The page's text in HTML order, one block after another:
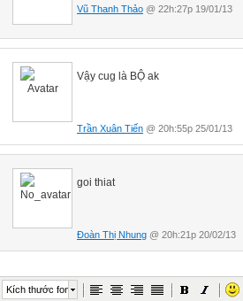
BỘ TRANH TiẾNG ANH 7
UNIT10:B5(PAGE106)
Vũ Thanh Thảo @ 22h:27p 19/01/13
Vậy cug là BỘ ak
Trần Xuân Tiến @ 20h:55p 25/01/13
goi thiat
Đoàn Thị Nhung @ 20h:21p 20/02/13
Kích thước font